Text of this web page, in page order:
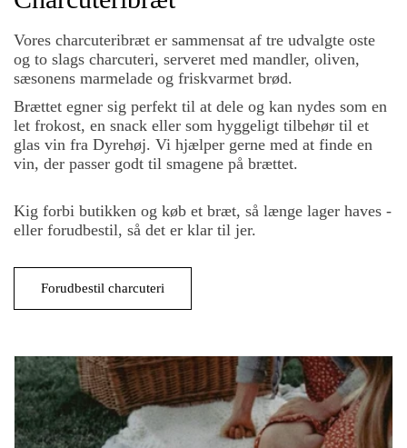
Vores charcuteribræt er sammensat af tre udvalgte oste
og to slags charcuteri, serveret med mandler, oliven,
sæsonens marmelade og friskvarmet brød.
Brættet egner sig perfekt til at dele og kan nydes som en
let frokost, en snack eller som hyggeligt tilbehør til et
glas vin fra Dyrehøj. Vi hjælper gerne med at finde en
vin, der passer godt til smagene på brættet.
Kig forbi butikken og køb et bræt, så længe lager haves -
eller forudbestil, så det er klar til jer.
Forudbestil charcuteri